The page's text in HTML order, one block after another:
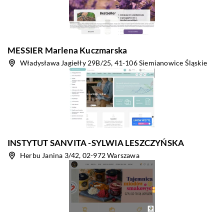
MESSIER Marlena Kuczmarska
Władysława Jagiełły 29B/25, 41-106 Siemianowice Śląskie
INSTYTUT SANVITA -SYLWIA LESZCZYŃSKA
Herbu Janina 3/42, 02-972 Warszawa